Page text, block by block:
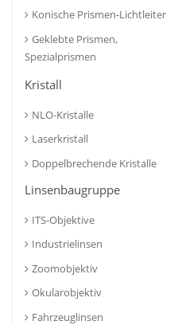
Konische Prismen-Lichtleiter
Geklebte Prismen,
Spezialprismen
Kristall
NLO-Kristalle
Laserkristall
Doppelbrechende Kristalle
Linsenbaugruppe
ITS-Objektive
Industrielinsen
Zoomobjektiv
Okularobjektiv
Fahrzeuglinsen